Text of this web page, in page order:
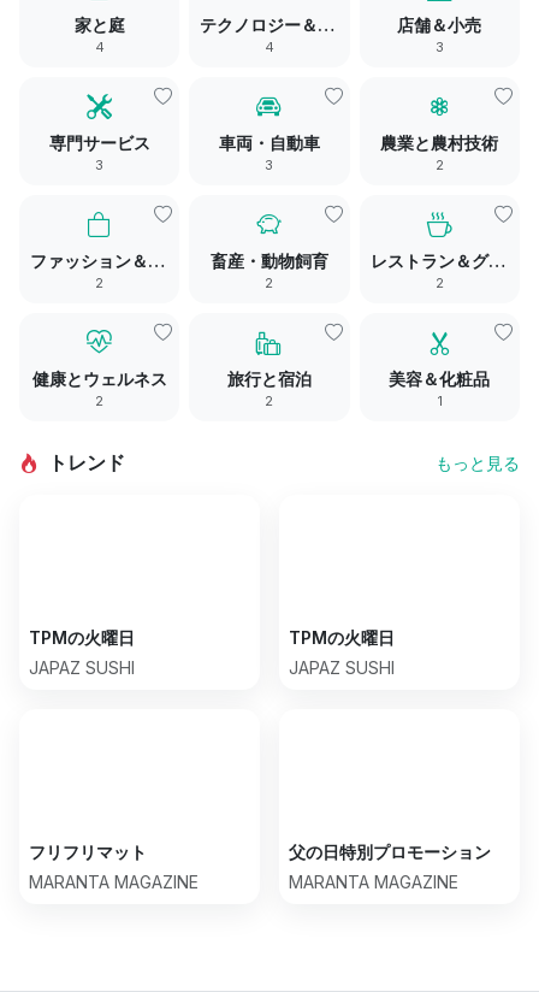
家と庭
4
テクノロジー＆デジタル
4
店舗＆小売
3
専門サービス
3
車両・自動車
3
農業と農村技術
2
ファッション＆アパレル
2
畜産・動物飼育
2
レストラン＆グルメ
2
健康とウェルネス
2
旅行と宿泊
2
美容＆化粧品
1
トレンド もっと見る
TPMの火曜日
JAPAZ SUSHI
TPMの火曜日
JAPAZ SUSHI
フリフリマット
MARANTA MAGAZINE
父の日特別プロモーション
MARANTA MAGAZINE